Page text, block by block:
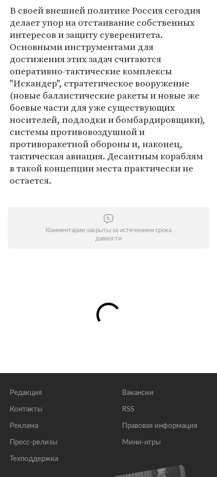
В своей внешней политике Россия сегодня
делает упор на отстаивание собственных
интересов и защиту суверенитета.
Основными инструментами для
достижения этих задач считаются
оперативно-тактические комплексы
"Искандер", стратегическое вооружение
(новые баллистические ракеты и новые же
боевые части для уже существующих
носителей, подлодки и бомбардировщики),
системы противовоздушной и
противоракетной обороны и, наконец,
тактическая авиация. Десантным кораблям
в такой концепции места практически не
остается.
Комментарии закрыты за истечением срока
давности
Редакция
Контакты
Реклама
Пресс-релизы
Техподдержка
Вакансии
RSS
Правовая информация
Мини-игры